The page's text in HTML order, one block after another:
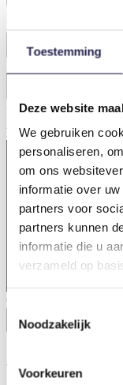
Toestemming
Deze website
We gebruiken
personaliseren,
om ons
informatie over
partners voor
partners kunnen
informatie die u
verzameld op
Toestemmingsselectie
Noodzakelijk
Voorkeuren
E-mailadres
E-mailadres invoeren
E-mailadres bevestigen
Berichtverplicht
Laat ons weten wat je
hem gerust.
0 van 600 max. aantal
Versturen